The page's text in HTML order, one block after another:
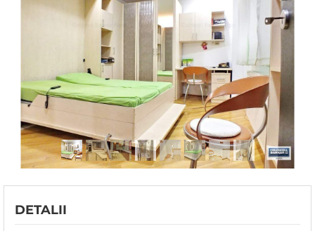
DETALII